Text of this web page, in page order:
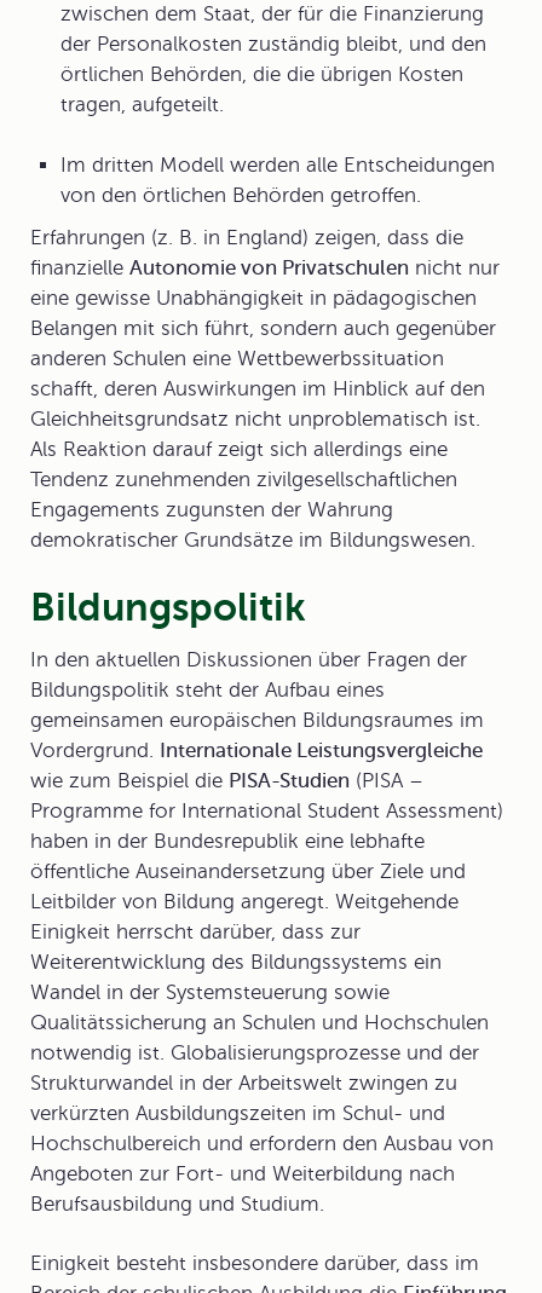
zwischen dem Staat, der für die Finanzierung
der Personalkosten zuständig bleibt, und den
örtlichen Behörden, die die übrigen Kosten
tragen, aufgeteilt.
Im dritten Modell werden alle Entscheidungen
von den örtlichen Behörden getroffen.
Erfahrungen (z. B. in England) zeigen, dass die
finanzielle Autonomie von Privatschulen nicht nur
eine gewisse Unabhängigkeit in pädagogischen
Belangen mit sich führt, sondern auch gegenüber
anderen Schulen eine Wettbewerbssituation
schafft, deren Auswirkungen im Hinblick auf den
Gleichheitsgrundsatz nicht unproblematisch ist.
Als Reaktion darauf zeigt sich allerdings eine
Tendenz zunehmenden zivilgesellschaftlichen
Engagements zugunsten der Wahrung
demokratischer Grundsätze im Bildungswesen.
Bildungspolitik
In den aktuellen Diskussionen über Fragen der
Bildungspolitik steht der Aufbau eines
gemeinsamen europäischen Bildungsraumes im
Vordergrund. Internationale Leistungsvergleiche
wie zum Beispiel die PISA-Studien (PISA –
Programme for International Student Assessment)
haben in der Bundesrepublik eine lebhafte
öffentliche Auseinandersetzung über Ziele und
Leitbilder von Bildung angeregt. Weitgehende
Einigkeit herrscht darüber, dass zur
Weiterentwicklung des Bildungssystems ein
Wandel in der Systemsteuerung sowie
Qualitätssicherung an Schulen und Hochschulen
notwendig ist. Globalisierungsprozesse und der
Strukturwandel in der Arbeitswelt zwingen zu
verkürzten Ausbildungszeiten im Schul- und
Hochschulbereich und erfordern den Ausbau von
Angeboten zur Fort- und Weiterbildung nach
Berufsausbildung und Studium.
Einigkeit besteht insbesondere darüber, dass im